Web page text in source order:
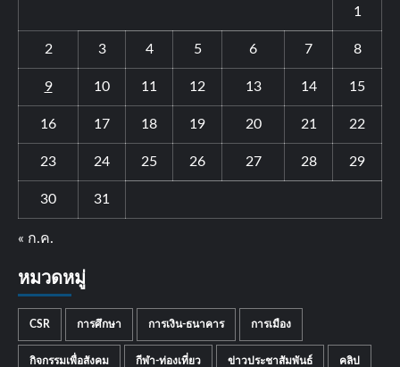
1
2 3 4 5 6 7 8
9 10 11 12 13 14 15
16 17 18 19 20 21 22
23 24 25 26 27 28 29
30 31
« ก.ค.
หมวดหมู่
CSR การศึกษา การเงิน-ธนาคาร การเมือง
กิจกรรมเพื่อสังคม กีฬา-ท่องเที่ยว ข่าวประชาสัมพันธ์ คลิป